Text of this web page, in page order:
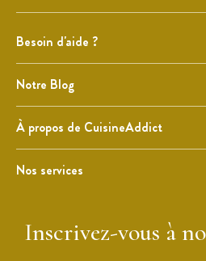
Besoin d'aide ?
Notre Blog
À propos de CuisineAddict
Nos services
Inscrivez-vous à